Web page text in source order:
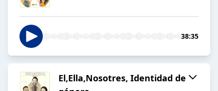
38:35
El,Ella,Nosotres, Identidad de